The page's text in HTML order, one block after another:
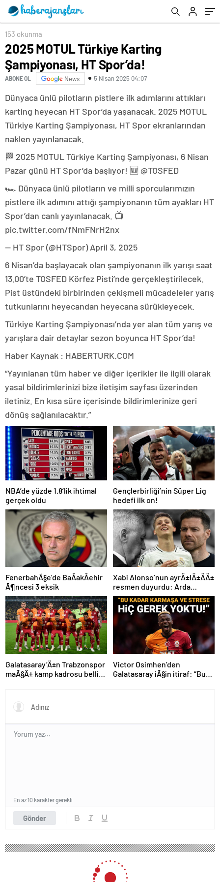
153 okunma
2025 MOTUL Türkiye Karting
Şampiyonası, HT Spor’da!
ABONE OL News 5 Nisan 2025 04:07
Dünyaca ünlü pilotların pistlere ilk adımlarını attıkları
karting heyecan HT Spor’da yaşanacak. 2025 MOTUL
Türkiye Karting Şampiyonası, HT Spor ekranlarından
naklen yayınlanacak.
🏁 2025 MOTUL Türkiye Karting Şampiyonası, 6 Nisan
Pazar günü HT Spor’da başlıyor! 🆕 @TOSFED
🏎️ Dünyaca ünlü pilotların ve milli sporcularımızın
pistlere ilk adımını attığı şampiyonanın tüm ayakları HT
Spor’dan canlı yayınlanacak. 📺
pic.twitter.com/fNmFNrH2nx
— HT Spor (@HTSpor) April 3, 2025
6 Nisan’da başlayacak olan şampiyonanın ilk yarışı saat
13.00’te TOSFED Körfez Pisti’nde gerçekleştirilecek.
Pist üstündeki birbirinden çekişmeli mücadeleler yarış
tutkunlarını heyecandan heyecana sürükleyecek.
Türkiye Karting Şampiyonası’nda yer alan tüm yarış ve
yarışlara dair detaylar sezon boyunca HT Spor’da!
Haber Kaynak : HABERTURK.COM
“Yayınlanan tüm haber ve diğer içerikler ile ilgili olarak
yasal bildirimlerinizi bize iletişim sayfası üzerinden
iletiniz. En kısa süre içerisinde bildirimlerinize geri
dönüş sağlanılacaktır.”
NBA’de yüzde 1.8’lik ihtimal
gerçek oldu
Gençlerbirliği’nin Süper Lig
hedefi ilk on!
FenerbahÃ§e’de BaÅakÅehir
Ã¶ncesi 3 eksik
Xabi Alonso’nun ayrÄ±lÄ±ÄÄ±
resmen duyurdu: Arda
GÃ¼ler’in yeni hocasÄ±
olmak iÃ§in geri sayÄ±m
baÅladÄ±
Galatasaray’Ä±n Trabzonspor
maÃ§Ä± kamp kadrosu belli
Victor Osimhen’den
Galatasaray iÃ§in itiraf: “Bu
Gönder
En az 10 karakter gerekli